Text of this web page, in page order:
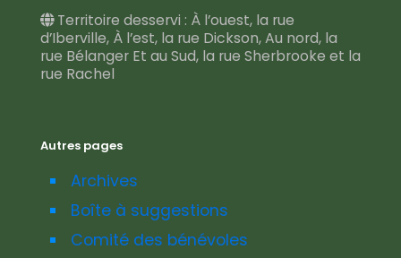
Territoire desservi : À l’ouest, la rue
d’Iberville, À l’est, la rue Dickson, Au nord, la
rue Bélanger Et au Sud, la rue Sherbrooke et la
rue Rachel
Autres pages
Archives
Boîte à suggestions
Comité des bénévoles